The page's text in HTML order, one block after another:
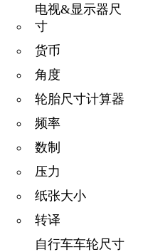
电视&显示器尺
寸
货币
角度
轮胎尺寸计算器
频率
数制
压力
纸张大小
转译
自行车车轮尺寸